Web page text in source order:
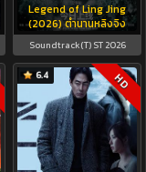
Legend of Ling Jing
(2026) ตำนานหลิงจิง
Soundtrack(T) ST 2026
6.4 HD